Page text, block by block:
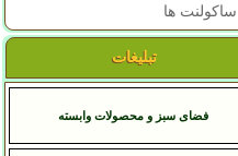
ساکولنت ها
تبلیغات
فضای سبز و محصولات وابسته